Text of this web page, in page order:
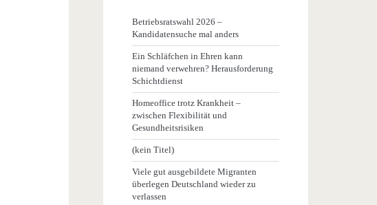
Betriebsratswahl 2026 –
Kandidatensuche mal anders
Ein Schläfchen in Ehren kann
niemand verwehren? Herausforderung
Schichtdienst
Homeoffice trotz Krankheit –
zwischen Flexibilität und
Gesundheitsrisiken
(kein Titel)
Viele gut ausgebildete Migranten
überlegen Deutschland wieder zu
verlassen